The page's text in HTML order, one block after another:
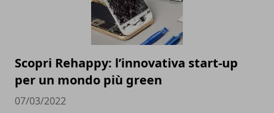
Scopri Rehappy: l’innovativa start-up
per un mondo più green
07/03/2022